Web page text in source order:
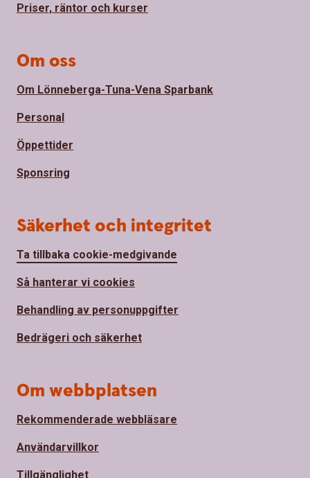
Priser, räntor och kurser
Om oss
Om Lönneberga-Tuna-Vena Sparbank
Personal
Öppettider
Sponsring
Säkerhet och integritet
Ta tillbaka cookie-medgivande
Så hanterar vi cookies
Behandling av personuppgifter
Bedrägeri och säkerhet
Om webbplatsen
Rekommenderade webbläsare
Användarvillkor
Tillgänglighet